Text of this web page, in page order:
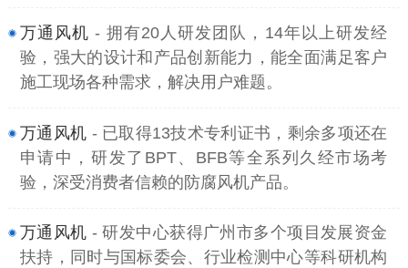
万通风机 - 拥有20人研发团队，14年以上研发经
验，强大的设计和产品创新能力，能全面满足客户
施工现场各种需求，解决用户难题。
万通风机 - 已取得13技术专利证书，剩余多项还在
申请中，研发了BPT、BFB等全系列久经市场考
验，深受消费者信赖的防腐风机产品。
万通风机 - 研发中心获得广州市多个项目发展资金
扶持，同时与国标委会、行业检测中心等科研机构